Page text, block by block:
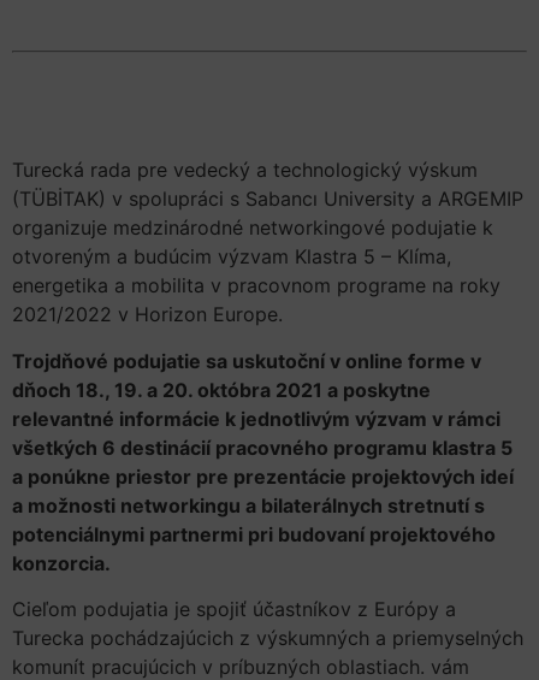
Turecká rada pre vedecký a technologický výskum
(TÜBİTAK) v spolupráci s Sabancı University a ARGEMIP
organizuje medzinárodné networkingové podujatie k
otvoreným a budúcim výzvam Klastra 5 – Klíma,
energetika a mobilita v pracovnom programe na roky
2021/2022 v Horizon Europe.
Trojdňové podujatie sa uskutoční v online forme v
dňoch 18., 19. a 20. októbra 2021 a poskytne
relevantné informácie k jednotlivým výzvam v rámci
všetkých 6 destinácií pracovného programu klastra 5
a ponúkne priestor pre prezentácie projektových ideí
a možnosti networkingu a bilaterálnych stretnutí s
potenciálnymi partnermi pri budovaní projektového
konzorcia.
Cieľom podujatia je spojiť účastníkov z Európy a
Turecka pochádzajúcich z výskumných a priemyselných
komunít pracujúcich v príbuzných oblastiach. vám